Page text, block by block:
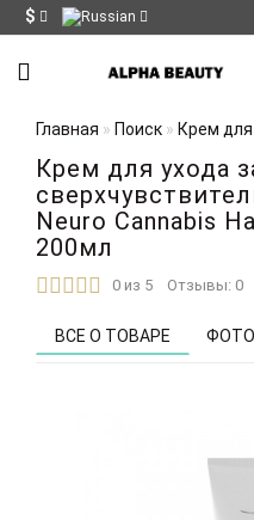
$
Главная Поиск Крем
Крем для ухода
Neuro Cannabis
200мл
0 из 5 Отзывы: 0
ВСЕ О ТОВАРЕ ФОТО